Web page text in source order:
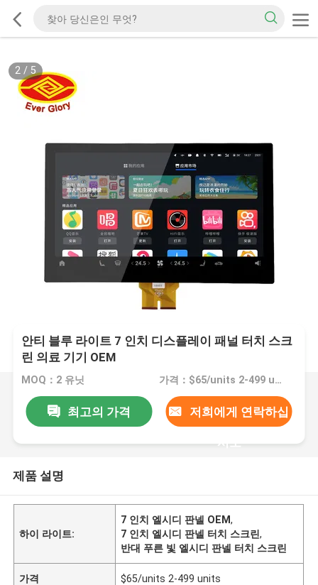
2/ 5
안티 블루 라이트 7 인치 디스플레이 패널 터치 스크
린 의료 기기 OEM
MOQ：2 유닛 가격：$65/units 2-499 units
최고의 가격 저희에게 연락하십
시오
제품 설명
하이 라이트:
7 인치 엘시디 판넬 OEM,
7 인치 엘시디 판넬 터치 스크린,
반대 푸른 빛 엘시디 판넬 터치 스크린
가격 $65/units 2-499 units